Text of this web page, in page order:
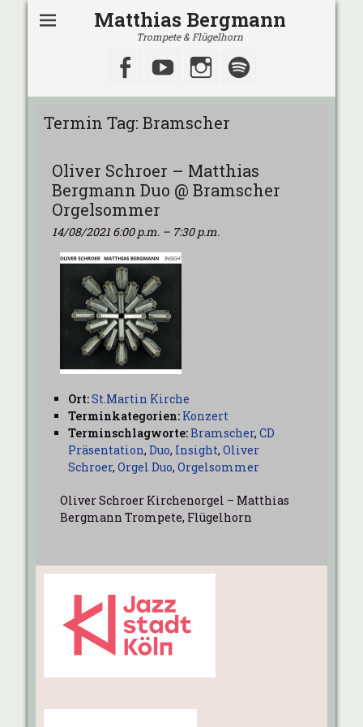
Matthias Bergmann
Trompete & Flügelhorn
Facebook
YouTubeInstagram
Termin Tag: Bramscher
Oliver Schroer – Matthias
Bergmann Duo @ Bramscher
Orgelsommer
14/08/2021 6:00 p.m. – 7:30 p.m.
Ort:St.Martin Kirche
Terminkategorien: Konzert
Terminschlagworte:Bramscher, CD
Präsentation, Duo, Insight, Oliver
Schroer, Orgel Duo, Orgelsommer
Oliver Schroer Kirchenorgel – Matthias
Bergmann Trompete, Flügelhorn